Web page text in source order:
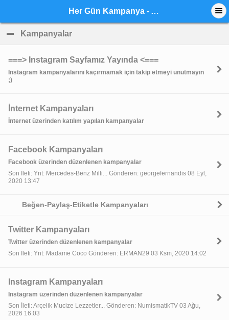
Her Gün Kampanya - Anasayfa
Kampanyalar
===> Instagram Sayfamız Yayında <===
Instagram kampanyalarını kaçırmamak için takip etmeyi unutmayın
;)
İnternet Kampanyaları
İnternet üzerinden katılım yapılan kampanyalar
Facebook Kampanyaları
Facebook üzerinden düzenlenen kampanyalar
Son İleti: Ynt: Mercedes-Benz Milli... Gönderen: georgefernandis 08 Eyl,
2020 13:47
Beğen-Paylaş-Etiketle Kampanyaları
Twitter Kampanyaları
Twitter üzerinden düzenlenen kampanyalar
Son İleti: Ynt: Madame Coco Gönderen: ERMAN29 03 Ksm, 2020 14:02
Instagram Kampanyaları
Instagram üzerinden düzenlenen kampanyalar
Son İleti: Arçelik Mucize Lezzetler... Gönderen: NumismatikTV 03 Ağu,
2026 16:03